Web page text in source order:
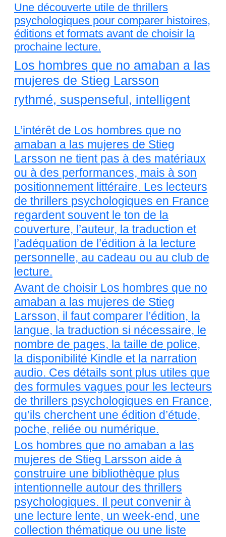
Une découverte utile de thrillers
psychologiques pour comparer histoires,
éditions et formats avant de choisir la
prochaine lecture.
Los hombres que no amaban a las
mujeres de Stieg Larsson
rythmé, suspenseful, intelligent
L’intérêt de Los hombres que no
amaban a las mujeres de Stieg
Larsson ne tient pas à des matériaux
ou à des performances, mais à son
positionnement littéraire. Les lecteurs
de thrillers psychologiques en France
regardent souvent le ton de la
couverture, l’auteur, la traduction et
l’adéquation de l’édition à la lecture
personnelle, au cadeau ou au club de
lecture.
Avant de choisir Los hombres que no
amaban a las mujeres de Stieg
Larsson, il faut comparer l’édition, la
langue, la traduction si nécessaire, le
nombre de pages, la taille de police,
la disponibilité Kindle et la narration
audio. Ces détails sont plus utiles que
des formules vagues pour les lecteurs
de thrillers psychologiques en France,
qu’ils cherchent une édition d’étude,
poche, reliée ou numérique.
Los hombres que no amaban a las
mujeres de Stieg Larsson aide à
construire une bibliothèque plus
intentionnelle autour des thrillers
psychologiques. Il peut convenir à
une lecture lente, un week-end, une
collection thématique ou une liste